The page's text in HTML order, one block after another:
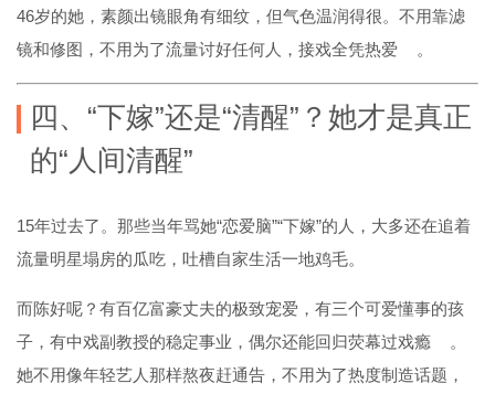
46岁的她，素颜出镜眼角有细纹，但气色温润得很。不用靠滤
镜和修图，不用为了流量讨好任何人，接戏全凭热爱
。
四、“下嫁”还是“清醒”？她才是真正
的“人间清醒”
15年过去了。那些当年骂她“恋爱脑”“下嫁”的人，大多还在追着
流量明星塌房的瓜吃，吐槽自家生活一地鸡毛。
而陈好呢？有百亿富豪丈夫的极致宠爱，有三个可爱懂事的孩
子，有中戏副教授的稳定事业，偶尔还能回归荧幕过戏瘾
。
她不用像年轻艺人那样熬夜赶通告，不用为了热度制造话题，